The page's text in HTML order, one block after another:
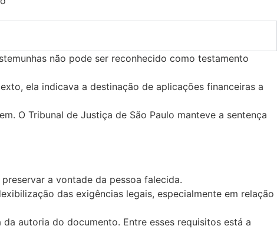
não pode ser reconhecido como testamento
ela indicava a destinação de aplicações financeiras a
O Tribunal de Justiça de São Paulo manteve a sentença
a vontade da pessoa falecida.
das exigências legais, especialmente em relação
autoria do documento. Entre esses requisitos está a